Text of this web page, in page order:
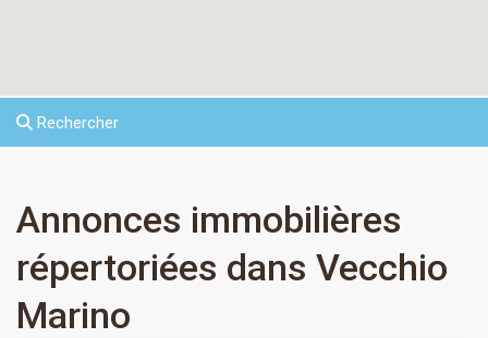
Rechercher
Annonces immobilières
répertoriées dans Vecchio
Marino